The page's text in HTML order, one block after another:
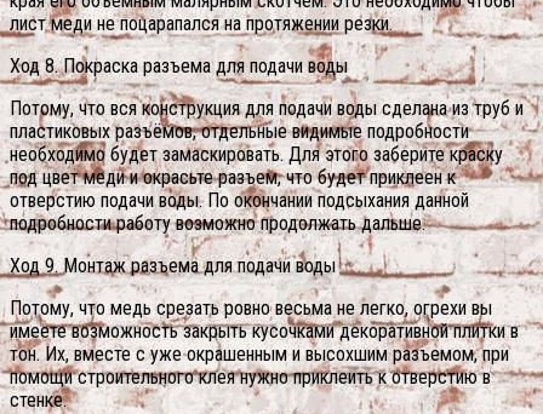
лист меди не поцарапался на протяжении резки.
Ход 8. Покраска разъема для подачи воды
Потому, что вся конструкция для подачи воды сделана из труб и
пластиковых разъёмов, отдельные видимые подробности
необходимо будет замаскировать. Для этого заберите краску
под цвет меди и окрасьте разъем, что будет приклеен к
отверстию подачи воды. По окончании подсыхания данной
подробности работу возможно продолжать дальше.
Ход 9. Монтаж разъема для подачи воды
Потому, что медь срезать ровно весьма не легко, огрехи вы
имеете возможность закрыть кусочками декоративной плитки в
тон. Их, вместе с уже окрашенным и высохшим разъемом, при
помощи строительного клея нужно приклеить к отверстию в
стенке.